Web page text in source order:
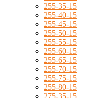
255-35-15
255-40-15
255-45-15
255-50-15
255-55-15
255-60-15
255-65-15
255-70-15
255-75-15
255-80-15
275-35-15